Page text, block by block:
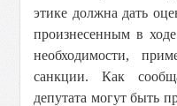
этике должна дать
произнесенным в
необходимости,
санкции. Как
депутата могут быть